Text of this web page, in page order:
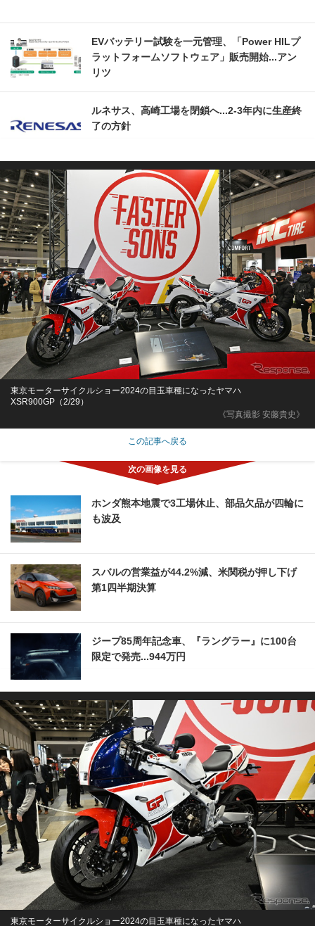
EVバッテリー試験を一元管理、「Power HILプ
ラットフォームソフトウェア」販売開始...アン
リツ
ルネサス、高崎工場を閉鎖へ...2‐3年内に生産終
了の方針
《写真撮影 安藤貴史》
東京モーターサイクルショー2024の目玉車種になったヤマハ
XSR900GP（2/29）
この記事へ戻る
ホンダ熊本地震で3工場休止、部品欠品が四輪に
も波及
スバルの営業益が44.2%減、米関税が押し下げ
第1四半期決算
ジープ85周年記念車、『ラングラー』に100台
限定で発売...944万円
東京モーターサイクルショー2024の目玉車種になったヤマハ